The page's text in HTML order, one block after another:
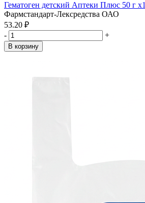
Гематоген детский Аптеки Плюс 50 г x1
Фармстандарт-Лексредства ОАО
53.20 ₽
-
+
В корзину